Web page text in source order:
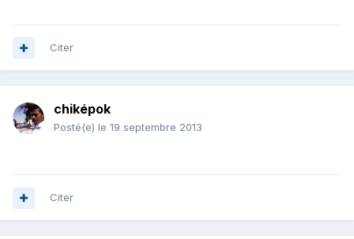
Citer
chiképok
Posté(e) le 19 septembre 2013
Citer